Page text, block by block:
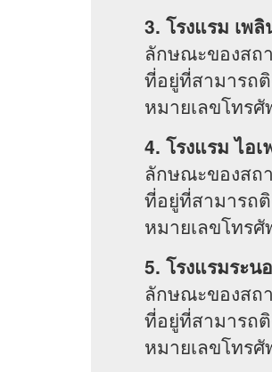
3. โรงแรม เพลิ
ลักษณะของสถ
ที่อยู่ที่สามารถ
หมายเลขโทรศั
4. โรงแรม ไอ
ลักษณะของสถ
ที่อยู่ที่สามารถ
หมายเลขโทรศั
5. โรงแรมระน
ลักษณะของสถ
ที่อยู่ที่สามารถ
หมายเลขโทร